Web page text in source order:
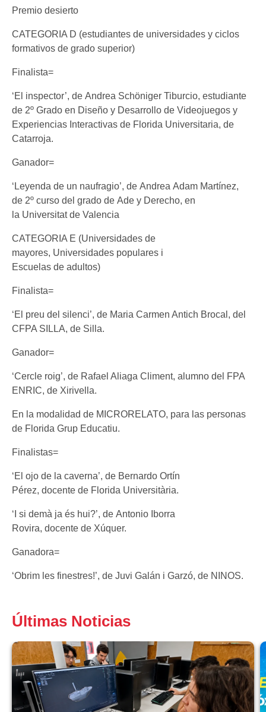
Premio desierto
CATEGORIA D (estudiantes de universidades y ciclos
formativos de grado superior)
Finalista=
‘El inspector’, de Andrea Schöniger Tiburcio, estudiante
de 2º Grado en Diseño y Desarrollo de Videojuegos y
Experiencias Interactivas de Florida Universitaria, de
Catarroja.
Ganador=
‘Leyenda de un naufragio’, de Andrea Adam Martínez,
de 2º curso del grado de Ade y Derecho, en
la Universitat de Valencia
CATEGORIA E (Universidades de
mayores, Universidades populares i
Escuelas de adultos)
Finalista=
‘El preu del silenci’, de Maria Carmen Antich Brocal, del
CFPA SILLA, de Silla.
Ganador=
‘Cercle roig’, de Rafael Aliaga Climent, alumno del FPA
ENRIC, de Xirivella.
En la modalidad de MICRORELATO, para las personas
de Florida Grup Educatiu.
Finalistas=
‘El ojo de la caverna’, de Bernardo Ortín
Pérez, docente de Florida Universitària.
‘I si demà ja és hui?’, de Antonio Iborra
Rovira, docente de Xúquer.
Ganadora=
‘Obrim les finestres!’, de Juvi Galán i Garzó, de NINOS.
Últimas Noticias